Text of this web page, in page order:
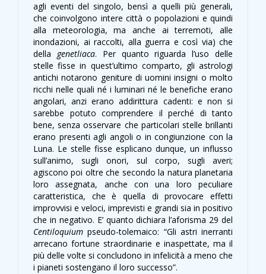
agli eventi del singolo, bensì a quelli più generali,
che coinvolgono intere città o popolazioni e quindi
alla meteorologia, ma anche ai terremoti, alle
inondazioni, ai raccolti, alla guerra e così via) che
della genetliaca. Per quanto riguarda l’uso delle
stelle fisse in quest’ultimo comparto, gli astrologi
antichi notarono geniture di uomini insigni o molto
ricchi nelle quali né i luminari né le benefiche erano
angolari, anzi erano addirittura cadenti: e non si
sarebbe potuto comprendere il perché di tanto
bene, senza osservare che particolari stelle brillanti
erano presenti agli angoli o in congiunzione con la
Luna. Le stelle fisse esplicano dunque, un influsso
sull’animo, sugli onori, sul corpo, sugli averi;
agiscono poi oltre che secondo la natura planetaria
loro assegnata, anche con una loro peculiare
caratteristica, che è quella di provocare effetti
improvvisi e veloci, imprevisti e grandi sia in positivo
che in negativo. E’ quanto dichiara l’aforisma 29 del
Centiloquium pseudo-tolemaico: “Gli astri inerranti
arrecano fortune straordinarie e inaspettate, ma il
più delle volte si concludono in infelicità a meno che
i pianeti sostengano il loro successo”.